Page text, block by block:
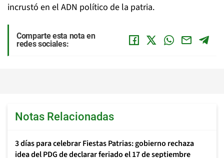
incrustó en el ADN político de la patria.
Comparte esta nota en
redes sociales:
Notas Relacionadas
3 días para celebrar Fiestas Patrias: gobierno rechaza
idea del PDG de declarar feriado el 17 de septiembre